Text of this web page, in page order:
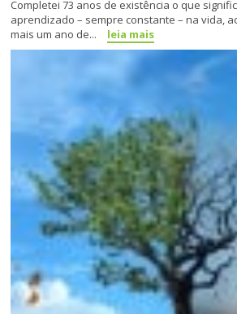
Completei 73 anos de existência o que
aprendizado – sempre constante – na vida,
mais um ano de...
leia mais